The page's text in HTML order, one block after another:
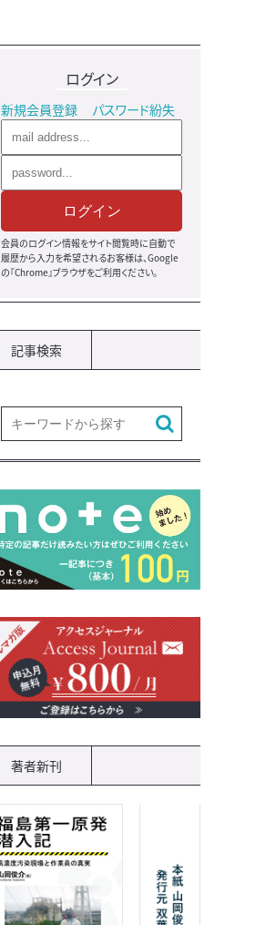
ログイン
新規会員登録 パスワード紛失
ログイン
会員のログイン情報をサイト閲覧時に自動で
履歴から入力を希望されるお客様は、Google
の『Chrome』ブラウザをご利用ください。
記事検索
著者新刊